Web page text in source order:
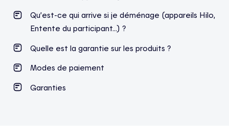
Qu’est-ce qui arrive si je déménage (appareils Hilo,
Entente du participant…) ?
Quelle est la garantie sur les produits ?
Modes de paiement
Garanties